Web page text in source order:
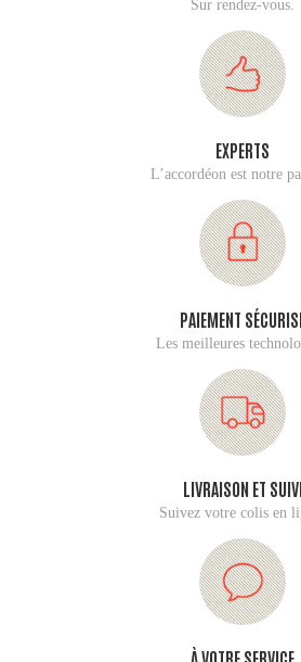
Sur rendez-vous.
EXPERTS
L’accordéon est notre
PAIEMENT
Les meilleures
LIVRAISON ET SUIVI
Suivez votre colis en